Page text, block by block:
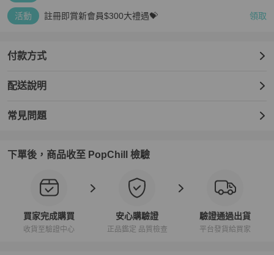
活動 註冊即賞新會員$300大禮遇💝 領取
付款方式
配送說明
常見問題
下單後，商品收至 PopChill 檢驗
買家完成購買
收貨至驗證中心
安心購驗證
正品鑑定 品質檢查
驗證通過出貨
平台發貨給買家